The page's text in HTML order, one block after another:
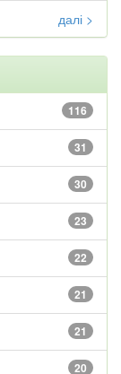
далі >
116
31
30
23
22
21
21
20